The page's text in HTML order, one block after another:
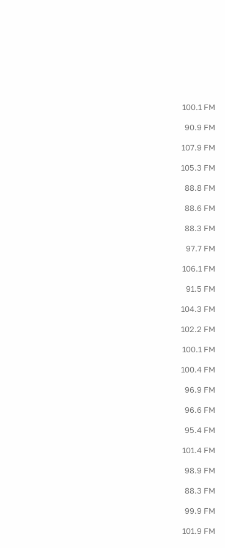
100.1 FM
90.9 FM
107.9 FM
105.3 FM
88.8 FM
88.6 FM
88.3 FM
97.7 FM
106.1 FM
91.5 FM
104.3 FM
102.2 FM
100.1 FM
100.4 FM
96.9 FM
96.6 FM
95.4 FM
101.4 FM
98.9 FM
88.3 FM
99.9 FM
101.9 FM